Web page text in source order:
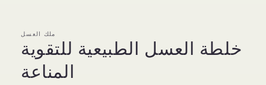
ملك العسل
خلطة العسل الطبيعية للتقوية
المناعة